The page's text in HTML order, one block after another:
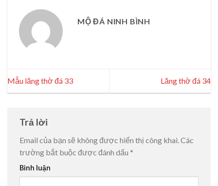
MỘ ĐÁ NINH BÌNH
Mẫu lăng thờ đá 33 Lăng thờ đá 34
Trả lời
Email của bạn sẽ không được hiển thị công khai.Các
trường bắt buộc được đánh dấu *
Bình luận